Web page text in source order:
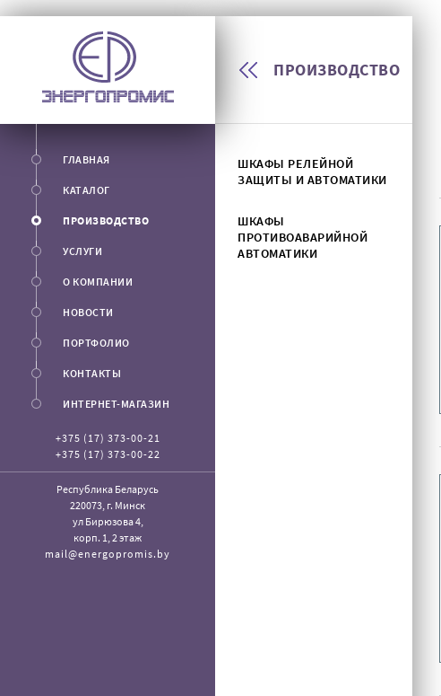
ГЛАВНАЯ
КАТАЛОГ
ПРОИЗВОДСТВО
УСЛУГИ
О КОМПАНИИ
НОВОСТИ
ПОРТФОЛИО
КОНТАКТЫ
ИНТЕРНЕТ-МАГАЗИН
+375 (17) 373-00-21
+375 (17) 373-00-22
Республика Беларусь
220073, г. Минск
ул Бирюзова 4,
корп. 1, 2 этаж
mail@energopromis.by
ПРОИЗВОДСТВО
ШКАФЫ РЕЛЕЙНОЙ
ЗАЩИТЫ И АВТОМАТИКИ
ШКАФЫ
ПРОТИВОАВАРИЙНОЙ
АВТОМАТИКИ